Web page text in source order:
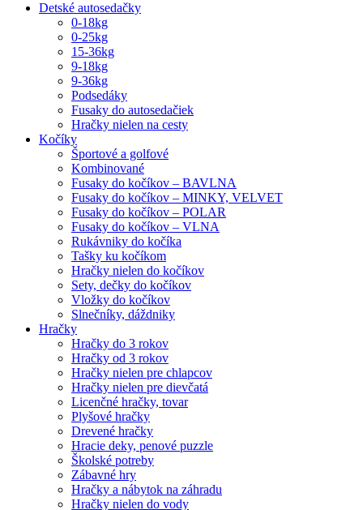
Detské autosedačky
0-18kg
0-25kg
15-36kg
9-18kg
9-36kg
Podsedáky
Fusaky do autosedačiek
Hračky nielen na cesty
Kočíky
Športové a golfové
Kombinované
Fusaky do kočíkov – BAVLNA
Fusaky do kočíkov – MINKY, VELVET
Fusaky do kočíkov – POLAR
Fusaky do kočíkov – VLNA
Rukávniky do kočíka
Tašky ku kočíkom
Hračky nielen do kočíkov
Sety, dečky do kočíkov
Vložky do kočíkov
Slnečníky, dáždniky
Hračky
Hračky do 3 rokov
Hračky od 3 rokov
Hračky nielen pre chlapcov
Hračky nielen pre dievčatá
Licenčné hračky, tovar
Plyšové hračky
Drevené hračky
Hracie deky, penové puzzle
Školské potreby
Zábavné hry
Hračky a nábytok na záhradu
Hračky nielen do vody